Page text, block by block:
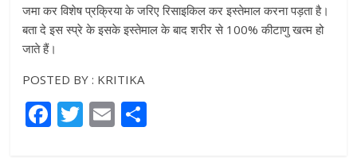
जमा कर विशेष प्रक्रिया के जरिए रिसाइकिल कर इस्तेमाल करना पड़ता है।
बता दे इस स्प्रे के इसके इस्तेमाल के बाद शरीर से 100% कीटाणु खत्म हो
जाते हैं।
POSTED BY : KRITIKA
F
a
T
w
E
m